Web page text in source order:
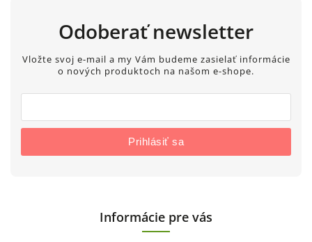
Odoberať newsletter
Vložte svoj e-mail a my Vám budeme zasielať informácie
o nových produktoch na našom e-shope.
Prihlásiť sa
Informácie pre vás